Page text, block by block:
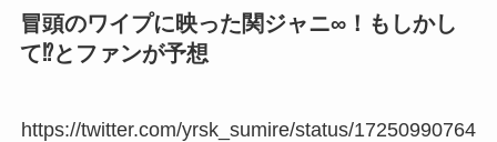
冒頭のワイプに映った関ジャニ∞！もしかし
て⁉︎とファンが予想
https://twitter.com/yrsk_sumire/status/17250990764